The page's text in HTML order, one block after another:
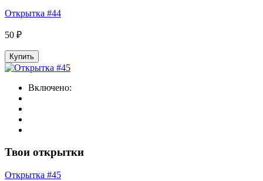
Открытка #44
50 ₽
Купить
Включено:
Твои открытки
Открытка #45